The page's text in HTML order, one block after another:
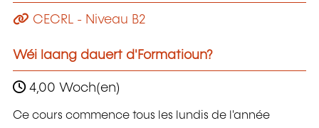
CECRL - Niveau B2
Wéi laang dauert d'Formatioun?
4,00 Woch(en)
Ce cours commence tous les lundis de l'année